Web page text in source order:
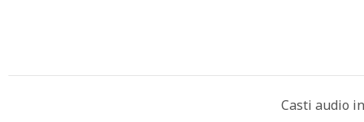
Casti audio